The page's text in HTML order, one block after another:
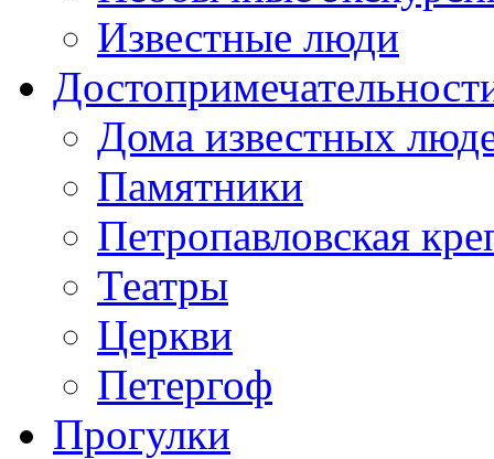
Известные люди
Дома известных
Памятники
Петропавловская
Театры
Церкви
Петергоф
Прогулки